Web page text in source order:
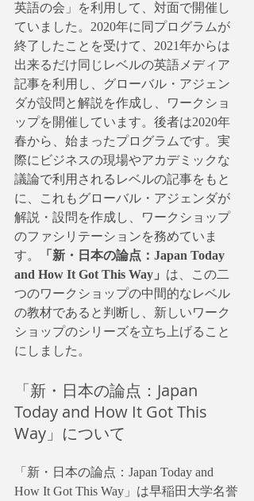
英語の会」を利用して、対面で開催し
ていました。2020年に同プログラムが
終了したことを受けて、2021年からは
出来るだけ同じレベルの英語メディア
記事を利用し、グローバル・アジェン
ダが設問と解説を作成し、ワークショ
ップを開催しています。後者は2020年
春から、始まったプログラムです。実
際にビジネスの現場やアカデミックな
議論で利用されるレベルの記事をもと
に、これもグローバル・アジェンダが
解説・設問を作成し、ワークショップ
のファシリテーションを務めていま
す。
「新・日本の論点：Japan Today
and How It Got This Way」 は、この二
つのワークショップの中間的なレベル
の教材であると判断し、新しいワーク
ショップのシリーズを立ち上げること
にしました。
「新・日本の論点：Japan
Today and How It Got This
Way」について
「新・日本の論点：Japan Today and
How It Got This Way」は早稲田大学名誉